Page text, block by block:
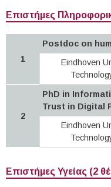
Επιστήμες
1
Postdoc on
Eindhoven
2
PhD in
Trust in Digital
Eindhoven
Επιστήμες Υγείας (2